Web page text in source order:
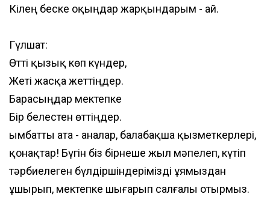
Кілең беске оқыңдар жарқындарым - ай.
Гүлшат:
Өтті қызық көп күндер,
Жеті жасқа жеттіңдер.
Барасыңдар мектепке
Бір белестен өттіңдер.
Қымбатты ата - аналар, балабақша қызметкерлері,
қонақтар! Бүгін біз бірнеше жыл мәпелеп, күтіп
тәрбиелеген бүлдіршіндерімізді ұямыздан
ұшырып, мектепке шығарып салғалы отырмыз.